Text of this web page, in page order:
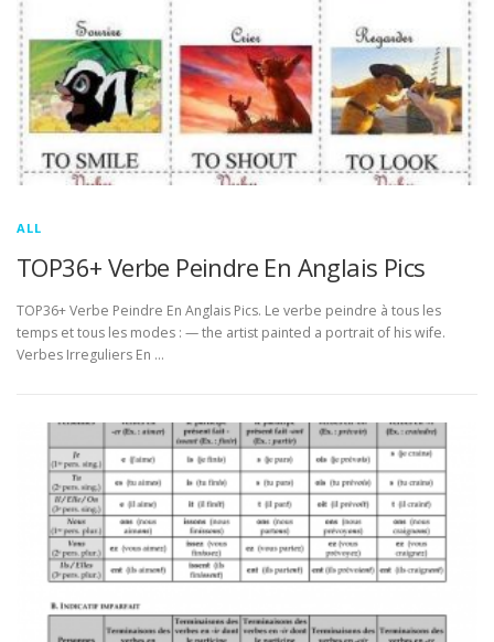
ALL
TOP36+ Verbe Peindre En Anglais Pics
TOP36+ Verbe Peindre En Anglais Pics. Le verbe peindre à tous les
temps et tous les modes : — the artist painted a portrait of his wife.
Verbes Irreguliers En …